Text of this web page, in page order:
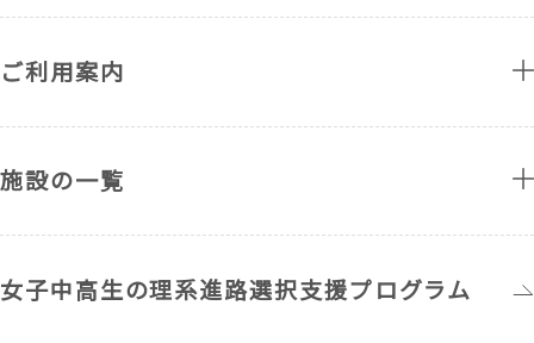
ご利用案内
施設の一覧
女子中高生の理系進路選択支援プログラム